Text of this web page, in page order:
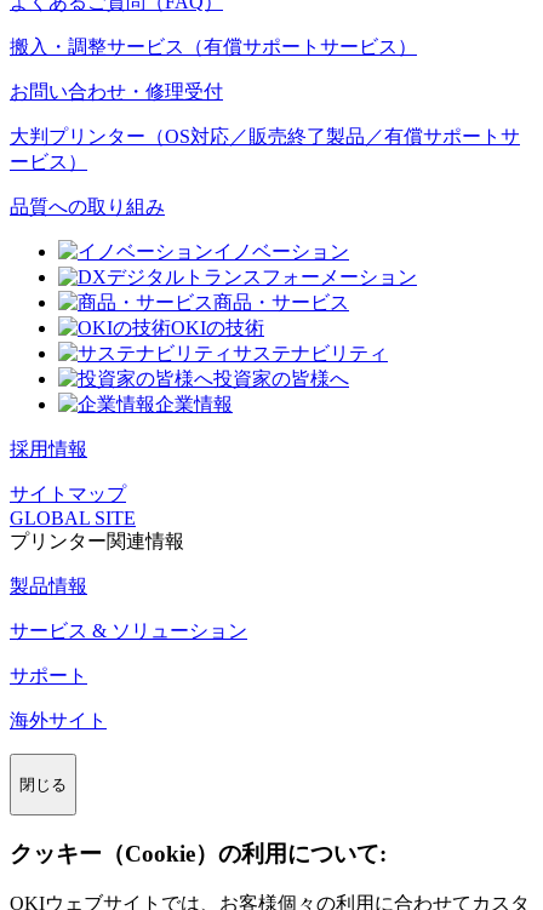
搬入・調整サービス（有償サポートサービス）
お問い合わせ・修理受付
大判プリンター（OS対応／販売終了製品／有償サポートサ
ービス）
品質への取り組み
イノベーション
デジタルトランスフォーメーション
商品・サービス
OKIの技術
サステナビリティ
投資家の皆様へ
企業情報
採用情報
サイトマップ
GLOBAL SITE
プリンター関連情報
製品情報
サービス & ソリューション
サポート
海外サイト
閉じる
クッキー（Cookie）の利用について:
OKIウェブサイトでは、お客様個々の利用に合わせてカスタ